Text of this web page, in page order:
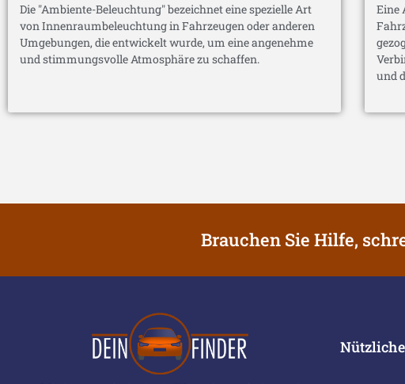
Die "Ambiente-Beleuchtung" bezeichnet eine spezielle Art
von Innenraumbeleuchtung in Fahrzeugen oder anderen
Umgebungen, die entwickelt wurde, um eine angenehme
und stimmungsvolle Atmosphäre zu schaffen.
Eine
und
Brauchen Sie Hilfe,